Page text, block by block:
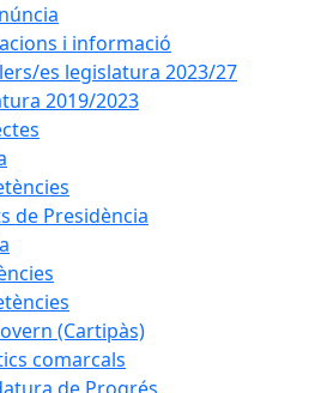
i informació
es legislatura 2023/27
2019/2023
de Presidència
(Cartipàs)
comarcals